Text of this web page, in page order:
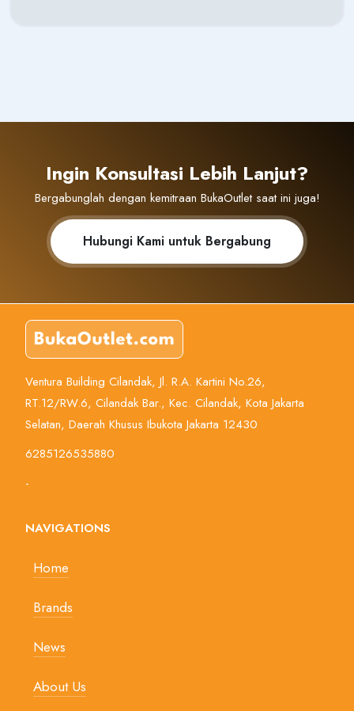
Ingin Konsultasi Lebih Lanjut?
Bergabunglah dengan kemitraan BukaOutlet saat ini juga!
Hubungi Kami untuk Bergabung
Ventura Building Cilandak, Jl. R.A. Kartini No.26,
RT.12/RW.6, Cilandak Bar., Kec. Cilandak, Kota Jakarta
Selatan, Daerah Khusus Ibukota Jakarta 12430
6285126535880
-
NAVIGATIONS
Home
Brands
News
About Us